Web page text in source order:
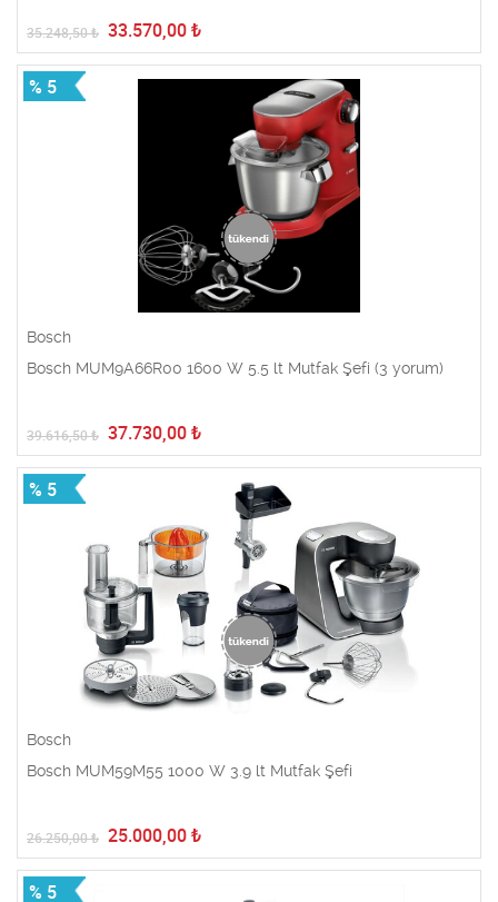
35.248,50₺ 33.570,00 ₺
% 5
Bosch
Bosch MUM9A66R00 1600 W 5.5 lt Mutfak Şefi (3 yorum)
39.616,50₺ 37.730,00 ₺
% 5
Bosch
Bosch MUM59M55 1000 W 3.9 lt Mutfak Şefi
26.250,00₺ 25.000,00 ₺
% 5